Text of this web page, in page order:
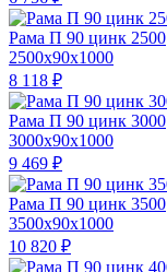
Рама П 90 цинк 2500
2500x90x1000
8 118 ₽
Рама П 90 цинк 3000
3000x90x1000
9 469 ₽
Рама П 90 цинк 3500
3500x90x1000
10 820 ₽